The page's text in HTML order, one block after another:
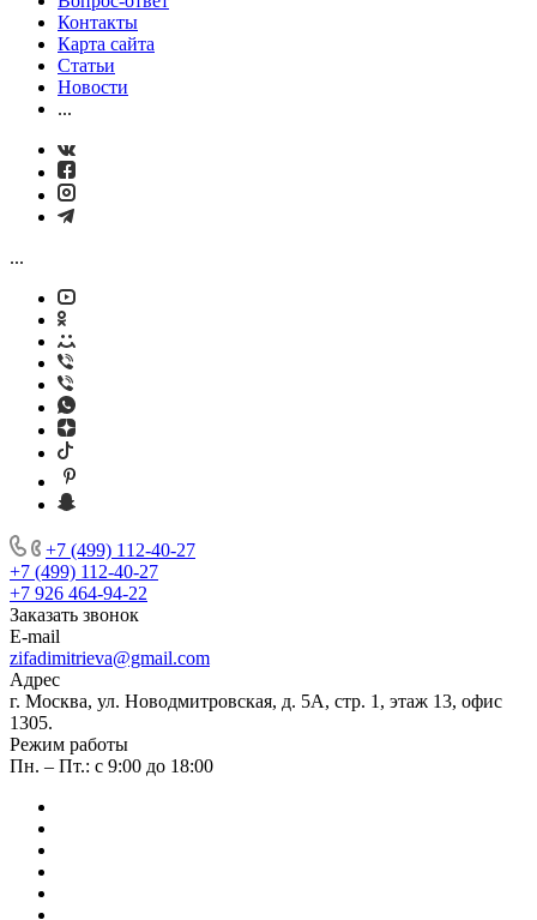
Контакты
Карта сайта
Статьи
Новости
...
...
+7 (499) 112-40-27
+7 (499) 112-40-27
+7 926 464-94-22
Заказать звонок
E-mail
zifadimitrieva@gmail.com
Адрес
г. Москва, ул. Новодмитровская, д. 5А, стр. 1, этаж 13, офис
1305.
Режим работы
Пн. – Пт.: с 9:00 до 18:00